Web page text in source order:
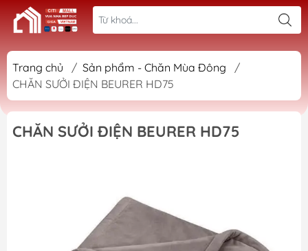
Trang chủ / Sản phẩm - Chăn Mùa Đông
/
CHĂN SƯỞI ĐIỆN BEURER HD75
CHĂN SƯỞI ĐIỆN BEURER HD75